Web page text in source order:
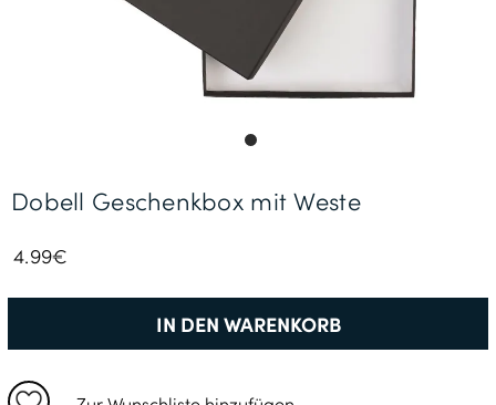
Gratisversand *
4.99€
IN DEN WARENKORB
Dobell Geschenkbox mit Weste